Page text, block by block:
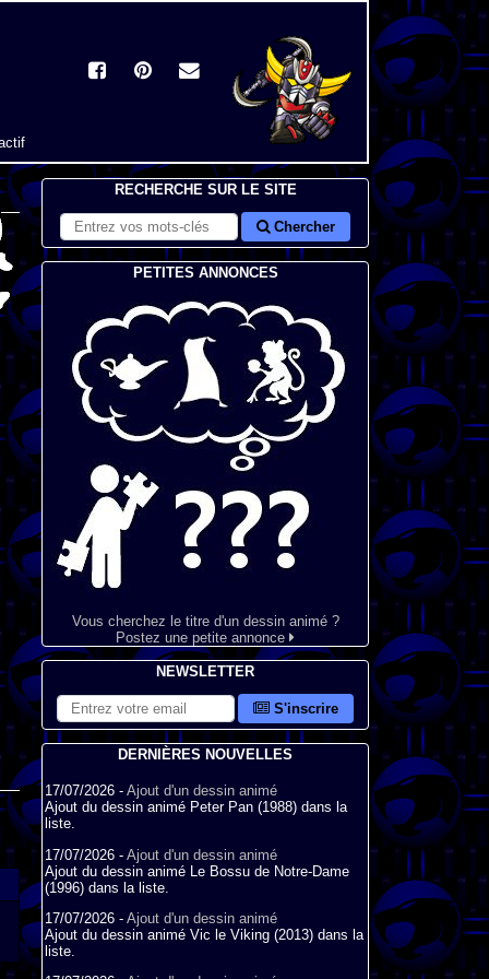
RECHERCHE SUR LE SITE
Chercher
PETITES ANNONCES
Vous cherchez le titre d'un dessin animé ?
Postez une petite annonce
NEWSLETTER
S'inscrire
DERNIÈRES NOUVELLES
17/07/2026 - Ajout d'un dessin animé
Ajout du dessin animé Peter Pan (1988) dans la
liste.
17/07/2026 - Ajout d'un dessin animé
Ajout du dessin animé Le Bossu de Notre-Dame
(1996) dans la liste.
17/07/2026 - Ajout d'un dessin animé
Ajout du dessin animé Vic le Viking (2013) dans la
liste.